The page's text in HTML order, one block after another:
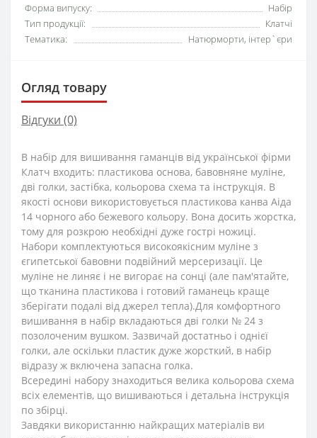
Форма випуску:
Набір
Тип продукції:
Клатчі
Тематика:
Натюрморти, інтер`єри
Огляд товару
Відгуки (0)
В набір для вишивання гаманців від української фірми
Клатч входить: пластикова основа, бавовняне муліне,
дві голки, застібка, кольорова схема та інструкція. В
якості основи використовується пластикова канва Аіда
14 чорного або бежевого кольору. Вона досить жорстка,
тому для розкрою необхідні дуже гострі ножиці.
Набори комплектуються високоякісним муліне з
єгипетської бавовни подвійний мерсеризації. Це
муліне не линяє і не вигорає на сонці (але пам'ятайте,
що тканина пластикова і готовий гаманець краще
зберігати подалі від джерел тепла).Для комфортного
вишивання в набір вкладаються дві голки № 24 з
позолоченим вушком. Зазвичай достатньо і однієї
голки, але оскільки пластик дуже жорсткий, в набір
відразу ж включена запасна голка.
Всередині набору знаходиться велика кольорова схема
всіх елементів, що вишиваються і детальна інструкція
по збірці.
Завдяки використанню найкращих матеріалів ви